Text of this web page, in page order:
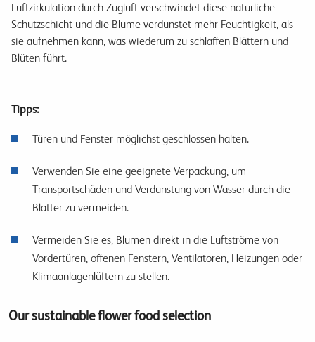
Luftzirkulation durch Zugluft verschwindet diese natürliche
Schutzschicht und die Blume verdunstet mehr Feuchtigkeit, als
sie aufnehmen kann, was wiederum zu schlaffen Blättern und
Blüten führt.
Tipps:
Türen und Fenster möglichst geschlossen halten.
Verwenden Sie eine geeignete Verpackung, um
Transportschäden und Verdunstung von Wasser durch die
Blätter zu vermeiden.
Vermeiden Sie es, Blumen direkt in die Luftströme von
Vordertüren, offenen Fenstern, Ventilatoren, Heizungen oder
Klimaanlagenlüftern zu stellen.
Our sustainable flower food selection